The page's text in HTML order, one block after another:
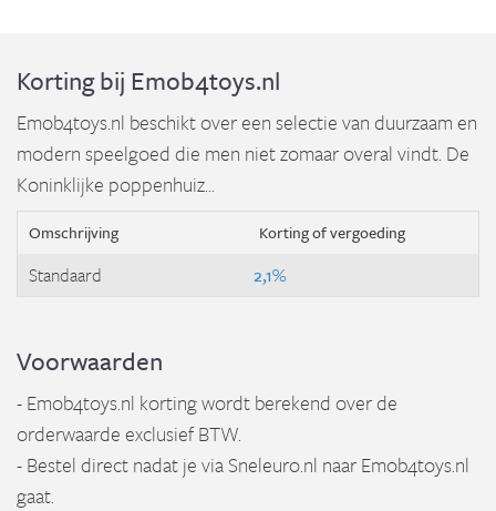
Korting bij Emob4toys.nl
Emob4toys.nl beschikt over een selectie van duurzaam en
modern speelgoed die men niet zomaar overal vindt. De
Koninklijke poppenhuiz...
Omschrijving Korting of vergoeding
Standaard 2,1%
Voorwaarden
- Emob4toys.nl korting wordt berekend over de
orderwaarde exclusief BTW.
- Bestel direct nadat je via Sneleuro.nl naar Emob4toys.nl
gaat.